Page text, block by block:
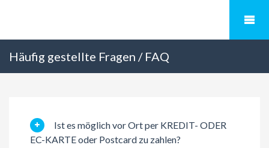
Häufig gestellte Fragen / FAQ
Ist es möglich vor Ort per KREDIT- ODER
EC-KARTE oder Postcard zu zahlen?